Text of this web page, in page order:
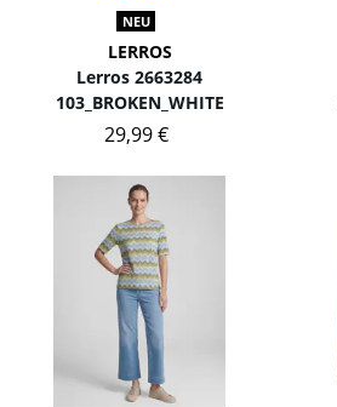
NEU
LERROS
Lerros 2663284
103_BROKEN_WHITE
29,99 €